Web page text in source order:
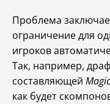
Проблема
ограничение для
игроков
Так, например,
составляющей Magic
как будет